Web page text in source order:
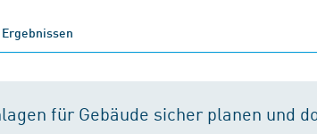
Ergebnissen
für Gebäude sicher planen und